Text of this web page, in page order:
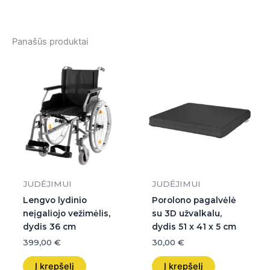
Panašūs produktai
JUDĖJIMUI
Lengvo lydinio
neįgaliojo vežimėlis,
dydis 36 cm
399,00 €
Į krepšelį
JUDĖJIMUI
Porolono pagalvėlė
su 3D užvalkalu,
dydis 51 x 41 x 5 cm
30,00 €
Į krepšelį